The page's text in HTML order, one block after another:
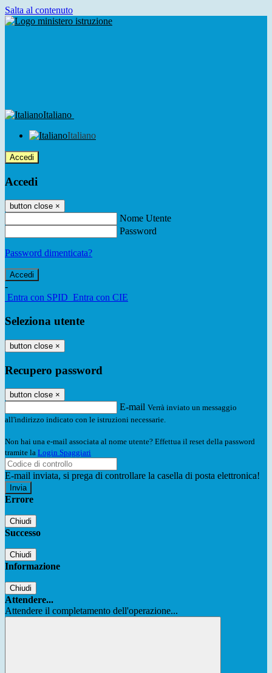
Salta al contenuto
Italiano
Italiano
Accedi
Accedi
button close ×
Nome Utente
Password
Password dimenticata?
-
Entra con SPID Entra con CIE
Seleziona utente
button close ×
Recupero password
button close ×
E-mail Verrà inviato un messaggio
all'indirizzo indicato con le istruzioni necessarie.
Non hai una e-mail associata al nome utente? Effettua il reset della password
tramite la Login Spaggiari
E-mail inviata, si prega di controllare la casella di posta elettronica!
Errore
Chiudi
Successo
Chiudi
Informazione
Chiudi
Attendere...
Attendere il completamento dell'operazione...